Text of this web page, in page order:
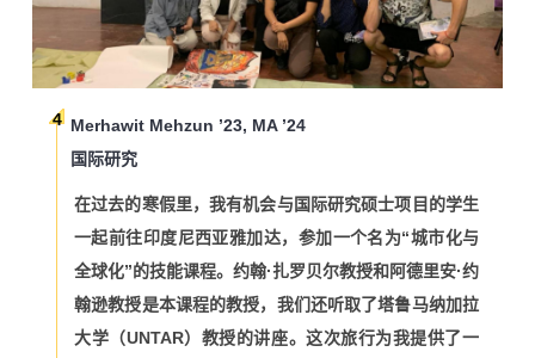
4 Merhawit Mehzun ’23, MA ’24
国际研究
在过去的寒假里，我有机会与国际研究硕士项目的学生
一起前往印度尼西亚雅加达，参加一个名为“城市化与
全球化”的技能课程。约翰·扎罗贝尔教授和阿德里安·约
翰逊教授是本课程的教授，我们还听取了塔鲁马纳加拉
大学（UNTAR）教授的讲座。这次旅行为我提供了一